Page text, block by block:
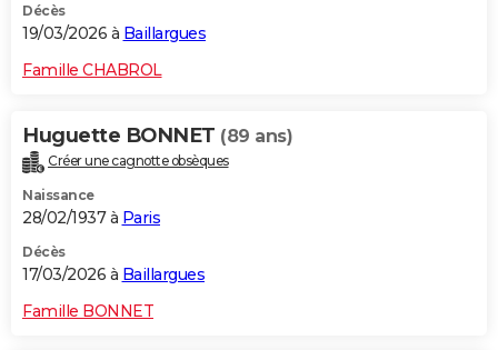
Décès
19/03/2026 à Baillargues
Famille CHABROL
Huguette BONNET (89 ans)
Créer une cagnotte obsèques
Naissance
28/02/1937 à Paris
Décès
17/03/2026 à Baillargues
Famille BONNET